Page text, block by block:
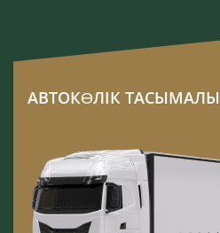
АВТОКӨЛІК ТАСЫМАЛЫ